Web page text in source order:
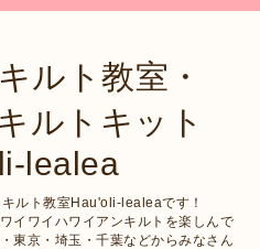
ルト教室・
ルトキット
lealea
ルト教室Hau'oli-lealeaです！
イワイハワイアンキルトを楽しんで
東京・埼玉・千葉などからみなさん